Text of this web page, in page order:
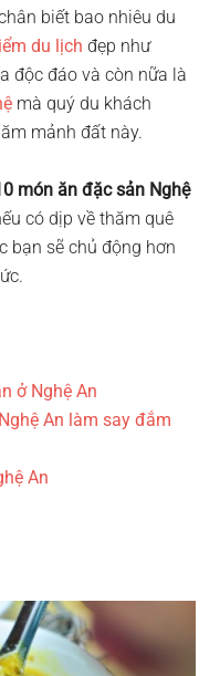
biết bao nhiêu du
du lịch đẹp như
độc đáo và còn nữa là
mà quý du khách
mảnh đất này.
món ăn đặc sản Nghệ
có dịp về thăm quê
bạn sẽ chủ động hơn
ở Nghệ An
An làm say đắm
An